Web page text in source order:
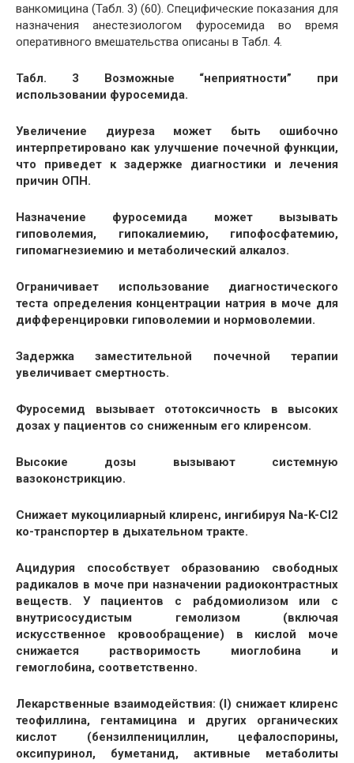
ванкомицина (Табл. 3) (60). Специфические показания для
назначения анестезиологом фуросемида во время
оперативного вмешательства описаны в Табл. 4.
Табл. 3 Возможные “неприятности” при
использовании фуросемида.
Увеличение диуреза может быть ошибочно
интерпретировано как улучшение почечной функции,
что приведет к задержке диагностики и лечения
причин ОПН.
Назначение фуросемида может вызывать
гиповолемия, гипокалиемию, гипофосфатемию,
гипомагнезиемию и метаболический алкалоз.
Ограничивает использование диагностического
теста определения концентрации натрия в моче для
дифференцировки гиповолемии и нормоволемии.
Задержка заместительной почечной терапии
увеличивает смертность.
Фуросемид вызывает ототоксичность в высоких
дозах у пациентов со сниженным его клиренсом.
Высокие дозы вызывают системную
вазоконстрикцию.
Снижает мукоцилиарный клиренс, ингибируя Na-K-Cl2
ко-транспортер в дыхательном тракте.
Ацидурия способствует образованию свободных
радикалов в моче при назначении радиоконтрастных
веществ. У пациентов с рабдомиолизом или с
внутрисосудистым гемолизом (включая
искусственное кровообращение) в кислой моче
снижается растворимость миоглобина и
гемоглобина, соответственно.
Лекарственные взаимодействия: (I) снижает клиренс
теофиллина, гентамицина и других органических
кислот (бензилпенициллин, цефалоспорины,
оксипуринол, буметанид, активные метаболиты